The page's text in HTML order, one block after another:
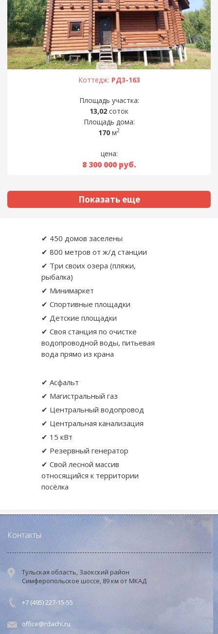
Коттедж: РД3-163
Площадь участка:
13,02 соток
Площадь дома:
170 м2
цена:
8 300 000руб.
Показать еще
✔ 450 домов заселены
✔ 800 метров от ж/д станции
✔ Три своих озера (пляжи,
рыбалка)
✔ Минимаркет
✔ Спортивные площадки
✔ Детские площадки
✔ Своя станция по очистке
водопроводной воды, питьевая
вода прямо из крана
✔ Асфальт
✔ Магистральный газ
✔ Центральный водопровод
✔ Центральная канализация
✔ 15 кВт
✔ Резервный генератор
✔ Свой лесной массив
относящийся к территории
посёлка
Контакты
Тульская область, Заокский район
Симферопольское шоссе, 89 км от МКАД
+7 (495) 227-15-55
office@rdachi.ru